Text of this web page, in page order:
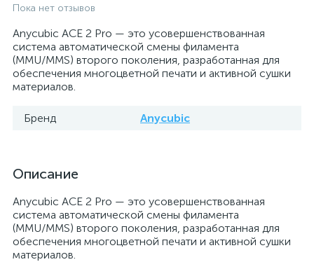
Пока нет отзывов
Anycubic ACE 2 Pro — это усовершенствованная
система автоматической смены филамента
(MMU/MMS) второго поколения, разработанная для
обеспечения многоцветной печати и активной сушки
материалов.
Бренд Anycubic
Описание
Anycubic ACE 2 Pro — это усовершенствованная
система автоматической смены филамента
(MMU/MMS) второго поколения, разработанная для
обеспечения многоцветной печати и активной сушки
материалов.